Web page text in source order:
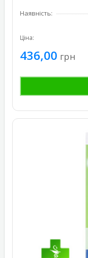
Наявність:
Ціна:
436,00 грн